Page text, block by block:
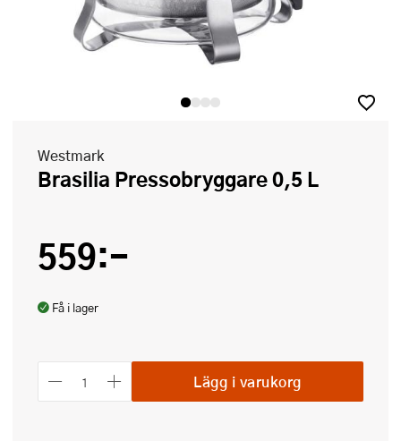
Westmark
Brasilia Pressobryggare 0,5 L
559:-
Få i lager
Lägg i varukorg